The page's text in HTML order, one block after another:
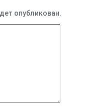
опубликован.